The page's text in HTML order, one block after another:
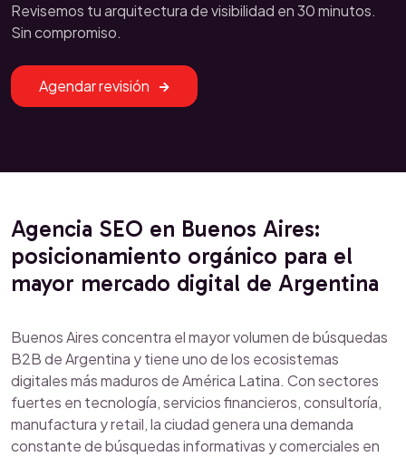
Revisemos tu arquitectura de visibilidad en 30 minutos.
Sin compromiso.
Agendar revisión
Agencia SEO en Buenos Aires:
posicionamiento orgánico para el
mayor mercado digital de Argentina
Buenos Aires concentra el mayor volumen de búsquedas
B2B de Argentina y tiene uno de los ecosistemas
digitales más maduros de América Latina. Con sectores
fuertes en tecnología, servicios financieros, consultoría,
manufactura y retail, la ciudad genera una demanda
constante de búsquedas informativas y comerciales en